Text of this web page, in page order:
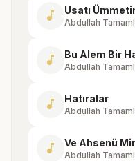
music_note Usatı
Abdullah
music_note Bu Alem Bir
Abdullah
music_note Hatıralar
Abdullah
music_note Ve Ahsenü
Abdullah